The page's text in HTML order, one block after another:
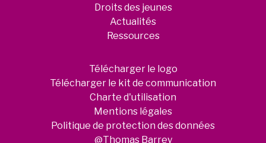
Droits des jeunes
Actualités
Ressources
Télécharger le logo
Télécharger le kit de communication
Charte d'utilisation
Mentions légales
Politique de protection des données
@Thomas Barrey